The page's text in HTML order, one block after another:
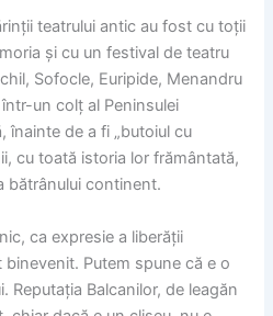
teatrului antic au fost cu toții
și cu un festival de teatru
Sofocle, Euripide, Menandru
un colț al Peninsulei
înainte de a fi „butoiul cu
cu toată istoria lor frământată,
bătrânului continent.
ca expresie a liberății
Putem spune că e o
Reputația Balcanilor, de leagăn